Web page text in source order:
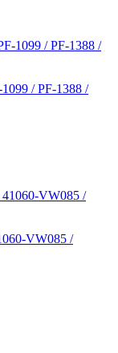
/ PF-1388 /
VW085 /